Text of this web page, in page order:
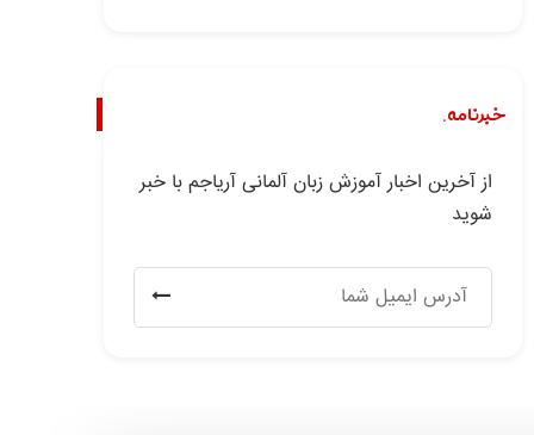
خبرنامه.
از آخرین اخبار آموزش زبان آلمانی آریاجم با خبر
شوید